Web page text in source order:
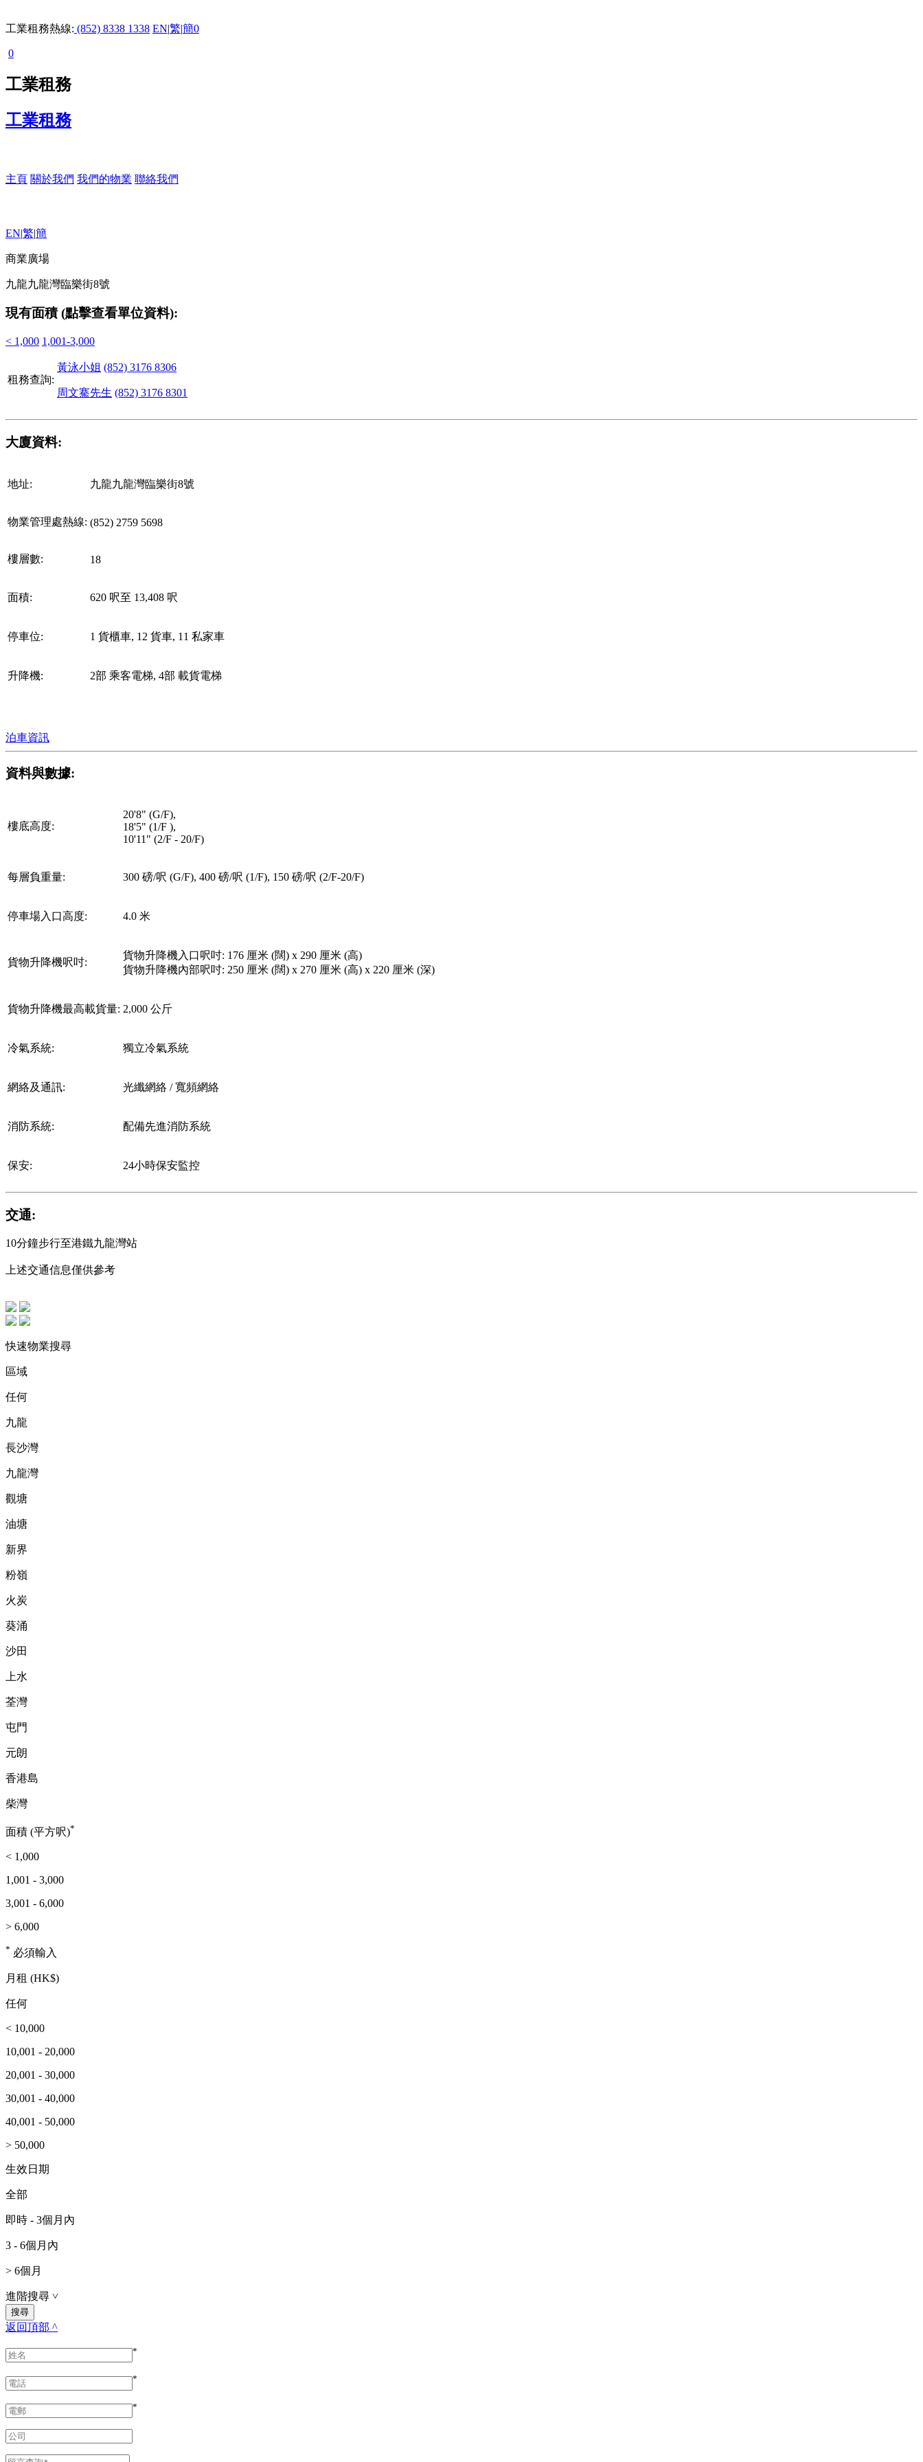
工業租務熱線: (852) 8338 1338 EN|繁|簡0
0
工業租務
工業租務
主頁 關於我們 我們的物業 聯絡我們
EN|繁|簡
商業廣場
九龍九龍灣臨樂街8號
現有面積 (點擊查看單位資料):
< 1,000 1,001-3,000
租務查詢:
黃泳小姐 (852) 3176 8306
周文騫先生 (852) 3176 8301
大廈資料:
地址: 九龍九龍灣臨樂街8號
物業管理處熱線: (852) 2759 5698
樓層數: 18
面積: 620 呎至 13,408 呎
停車位: 1 貨櫃車, 12 貨車, 11 私家車
升降機: 2部 乘客電梯, 4部 載貨電梯
泊車資訊
資料與數據:
樓底高度:
20'8" (G/F),
18'5" (1/F ),
10'11" (2/F - 20/F)
每層負重量: 300 磅/呎 (G/F), 400 磅/呎 (1/F), 150 磅/呎 (2/F-20/F)
停車場入口高度: 4.0 米
貨物升降機呎吋:
貨物升降機入口呎吋: 176 厘米 (闊) x 290 厘米 (高)
貨物升降機內部呎吋: 250 厘米 (闊) x 270 厘米 (高) x 220 厘米 (深)
貨物升降機最高載貨量: 2,000 公斤
冷氣系統: 獨立冷氣系統
網絡及通訊: 光纖網絡 / 寬頻網絡
消防系統: 配備先進消防系統
保安: 24小時保安監控
交通:
10分鐘步行至港鐵九龍灣站
上述交通信息僅供參考
快速物業搜尋
區域
任何
九龍
長沙灣
九龍灣
觀塘
油塘
新界
粉嶺
火炭
葵涌
沙田
上水
荃灣
屯門
元朗
香港島
柴灣
面積 (平方呎)*
< 1,000
1,001 - 3,000
3,001 - 6,000
> 6,000
* 必須輸入
月租 (HK$)
任何
< 10,000
10,001 - 20,000
20,001 - 30,000
30,001 - 40,000
40,001 - 50,000
> 50,000
生效日期
全部
即時 - 3個月內
3 - 6個月內
> 6個月
進階搜尋 ˅
返回頂部 ^
*
*
*